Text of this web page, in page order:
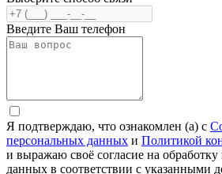
Введите Ваш телефон
Я подтверждаю, что ознакомлен (а) с
персональных данных и Политикой
и выражаю своё согласие на
данных в соответствии с указанными